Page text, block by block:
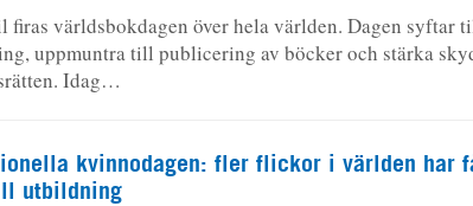
firas världsbokdagen över hela världen. Dagen syftar
uppmuntra till publicering av böcker och stärka
Idag…
kvinnodagen: fler flickor i världen har
utbildning